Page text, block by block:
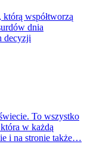
współtworzą
dnia
decyzji
To wszystko
w każdą
i na stronie także…